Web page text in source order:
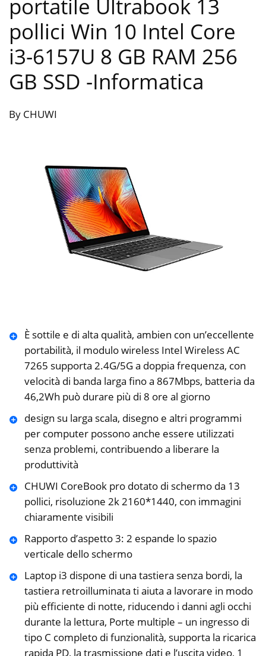
portatile Ultrabook 13
pollici Win 10 Intel Core
i3-6157U 8 GB RAM 256
GB SSD -Informatica
By CHUWI
È sottile e di alta qualità, ambien con un’eccellente
portabilità, il modulo wireless Intel Wireless AC
7265 supporta 2.4G/5G a doppia frequenza, con
velocità di banda larga fino a 867Mbps, batteria da
46,2Wh può durare più di 8 ore al giorno
design su larga scala, disegno e altri programmi
per computer possono anche essere utilizzati
senza problemi, contribuendo a liberare la
produttività
CHUWI CoreBook pro dotato di schermo da 13
pollici, risoluzione 2k 2160*1440, con immagini
chiaramente visibili
Rapporto d’aspetto 3: 2 espande lo spazio
verticale dello schermo
Laptop i3 dispone di una tastiera senza bordi, la
tastiera retroilluminata ti aiuta a lavorare in modo
più efficiente di notte, riducendo i danni agli occhi
durante la lettura, Porte multiple – un ingresso di
tipo C completo di funzionalità, supporta la ricarica
rapida PD, la trasmissione dati e l’uscita video, 1